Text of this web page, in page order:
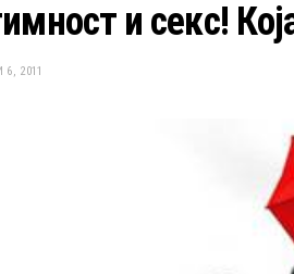
и секс!
2011